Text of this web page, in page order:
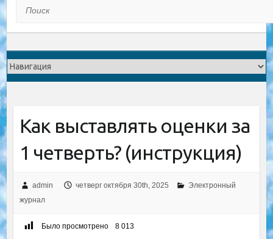
Как выставлять оценки за
1 четверть? (инструкция)
admin четверг октября 30th, 2025
Электронный
журнал
Было просмотрено 8 013